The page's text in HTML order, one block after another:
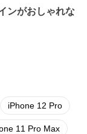
ンがおしゃれな
iPhone 12 Pro
11 Pro Max